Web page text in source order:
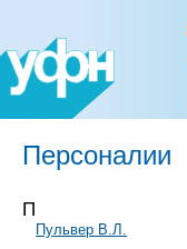
Персоналии
П
Пульвер В.Л.